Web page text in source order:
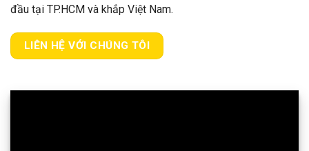
đầu tại TP.HCM và khắp Việt Nam.
LIÊN HỆ VỚI CHÚNG TÔI